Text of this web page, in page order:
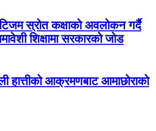
स्रोत कक्षाको अवलोकन गर्दै
शिक्षामा सरकारको जोड
हात्तीको आक्रमणबाट आमाछोराको